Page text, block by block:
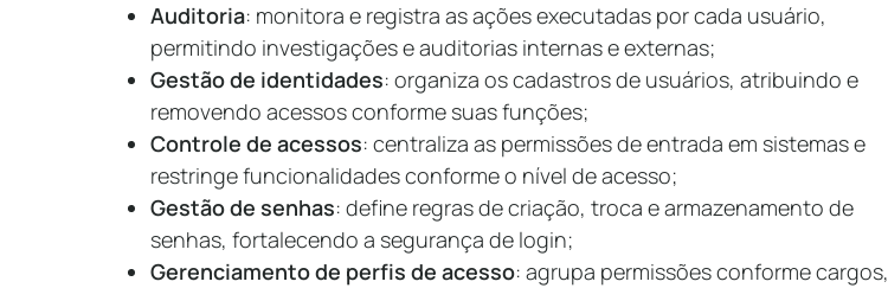
Auditoria: monitora e registra as ações executadas por cada usuário,
permitindo investigações e auditorias internas e externas;
Gestão de identidades: organiza os cadastros de usuários, atribuindo e
removendo acessos conforme suas funções;
Controle de acessos: centraliza as permissões de entrada em sistemas e
restringe funcionalidades conforme o nível de acesso;
Gestão de senhas: define regras de criação, troca e armazenamento de
senhas, fortalecendo a segurança de login;
Gerenciamento de perfis de acesso: agrupa permissões conforme cargos,